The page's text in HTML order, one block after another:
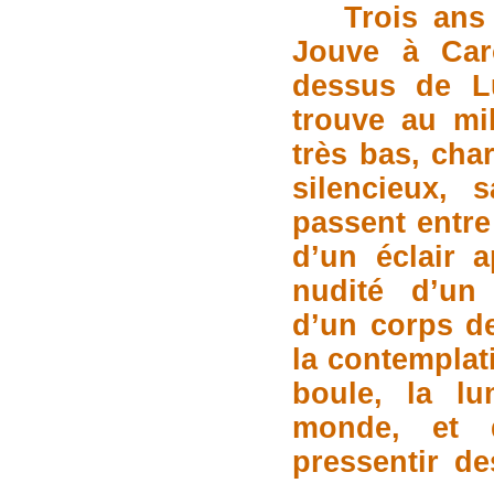
Trois
Jouve à
dessus de
trouve au
très bas,
silencieux,
passent
d’un éclair
nudité
d’un corps
la
boule, la
monde, et
pressentir